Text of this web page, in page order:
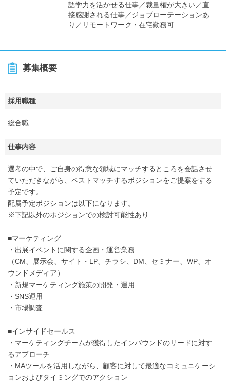
語学力を活かせる仕事／裁量権が大きい／直
接感謝される仕事／ジョブローテーションあ
り／リモートワーク・在宅勤務可
募集概要
採用職種
総合職
仕事内容
選考の中で、ご自身の得意な領域にマッチするところを会話させ
ていただきながら、ベストマッチするポジションをご提案をする
予定です。
配属予定ポジションは以下になります。
※下記以外のポジションでの検討可能性あり
■マーケティング
・出展イベントに関する企画・運営業務
（CM、展示会、サイト・LP、チラシ、DM、セミナー、WP、オ
ウンドメディア）
・新規マーケティング施策の開発・運用
・SNS運用
・市場調査
■インサイドセールス
・マーケティングチームが獲得したインバウンドのリードに対す
るアプローチ
・MAツールを活用しながら、顧客に対して最適なコミュニケーシ
ョンおよびタイミングでのアクション